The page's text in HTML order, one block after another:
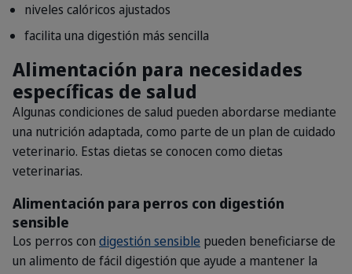
niveles calóricos ajustados
facilita una digestión más sencilla
Alimentación para necesidades
específicas de salud
Algunas condiciones de salud pueden abordarse mediante
una nutrición adaptada, como parte de un plan de cuidado
veterinario. Estas dietas se conocen como dietas
veterinarias.
Alimentación para perros con digestión
sensible
Los perros con digestión sensible pueden beneficiarse de
un alimento de fácil digestión que ayude a mantener la